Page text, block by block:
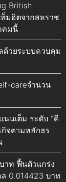
British
ท็มฮิตจากสหราช
คมนี้
ด้วยระบบควบคุม
careจำนวน
นนเต็ม ระดับ “ดี
กิจตามหลักธร
าท ฟื้นตัวแกร่ง
0.014423 บาท